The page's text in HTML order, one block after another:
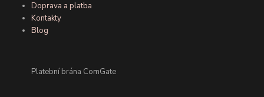
Doprava a platba
Kontakty
Blog
Platební brána ComGate